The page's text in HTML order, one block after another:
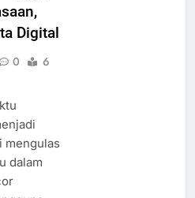
Digital
0
6
mengulas
dalam